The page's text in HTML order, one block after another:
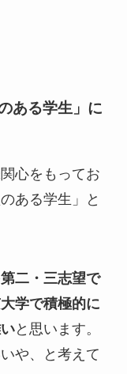
ある学生」に
心をもってお
ある学生」と
二・三志望で
学で積極的に
と思います。
や、と考えて